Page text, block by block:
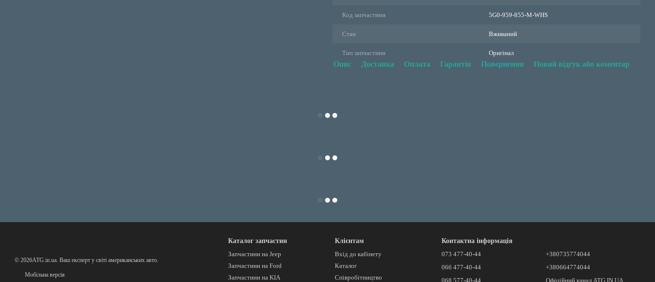
Код запчастини 5G0-959-855-M-WHS
Стан Вживаний
Тип запчастини Оригінал
Опис Доставка Оплата Гарантія Повернення Новий відгук або коментар
© 2026ATG.in.ua. Ваш експерт у світі американських авто.
Мобільна версія
Каталог запчастин
Запчастини на Jeep
Запчастини на Ford
Запчастини на KIA
Клієнтам
Вхід до кабінету
Каталог
Співробітництво
Контактна інформація
073 477-40-44
066 477-40-44
068 577-40-44
+380735774044
+380664774044
Офіційний канал ATG.IN.UA